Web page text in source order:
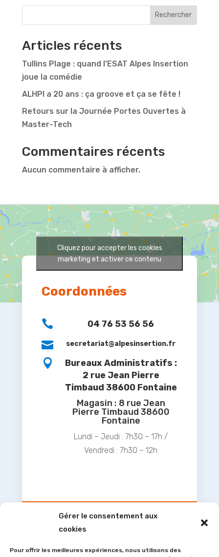
Gérer le consentement aux
cookies
Pour offrir les meilleures expériences, nous utilisons des
Rechercher
Articles récents
Tullins Plage : quand l’ESAT Alpes Insertion
joue la comédie
ALHPI a 20 ans : ça groove et ça se fête !
Retours sur la Journée Portes Ouvertes à
Master-Tech
Commentaires récents
Aucun commentaire à afficher.
Cliquez pour accepter les cookies
marketing et activer ce contenu
Coordonnées
 04 76 53 56 56
 secretariat@alpesinsertion.fr

Bureaux Administratifs :
2 rue Jean Pierre
Timbaud 38600 Fontaine
Magasin : 8 rue Jean
Pierre Timbaud 38600
Fontaine
Lundi – Jeudi : 7h30 – 17h /
Vendredi : 7h30 – 12h
Nous contacter